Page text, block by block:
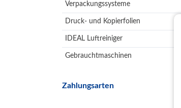
Verpackungssysteme
Druck- und Kopierfolien
IDEAL Luftreiniger
Gebrauchtmaschinen
Zahlungsarten